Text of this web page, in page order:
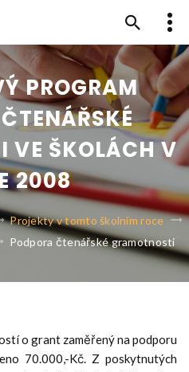
PROGRAM
VE ŠKOLÁCH V
2008
Projekty v tomto školním roce
Podpora čtenářské gramotnosti
o grant zaměřený na podporu
70.000,-Kč. Z poskytnutých